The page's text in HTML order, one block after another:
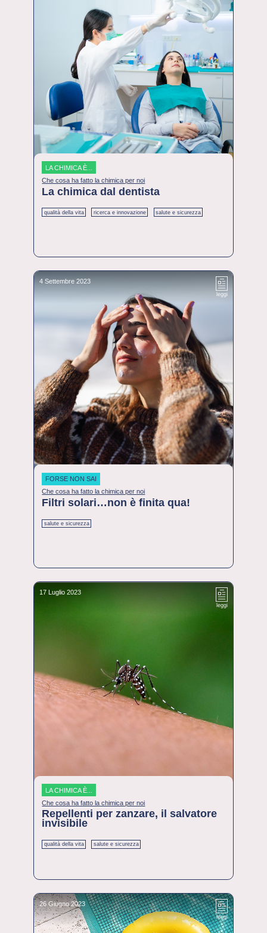
LA CHIMICA È...
Che cosa ha fatto la chimica per noi
La chimica dal dentista
qualità della vita ricerca e innovazione salute e sicurezza
4 Settembre 2023
leggi
FORSE NON SAI
Che cosa ha fatto la chimica per noi
Filtri solari…non è finita qua!
salute e sicurezza
17 Luglio 2023
leggi
LA CHIMICA È...
Che cosa ha fatto la chimica per noi
Repellenti per zanzare, il salvatore
invisibile
qualità della vita salute e sicurezza
26 Giugno 2023
leggi